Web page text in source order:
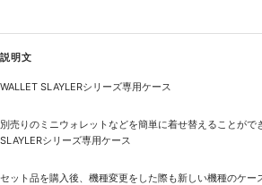
説明文
WALLET SLAYLERシリーズ専用ケース
別売りのミニウォレットなどを簡単に着せ替えることがで
SLAYLERシリーズ専用ケース
セット品を購入後、機種変更をした際も新しい機種のケー